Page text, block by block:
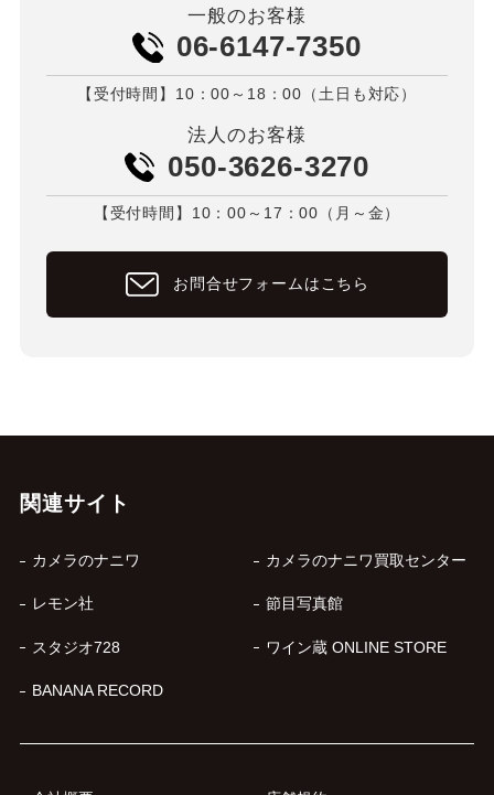
一般のお客様
06-6147-7350
【受付時間】10：00～18：00（土日も対応）
法人のお客様
050-3626-3270
【受付時間】10：00～17：00（月～金）
お問合せフォームはこちら
関連サイト
カメラのナニワ カメラのナニワ買取センター
レモン社 節目写真館
スタジオ728 ワイン蔵 ONLINE STORE
BANANA RECORD